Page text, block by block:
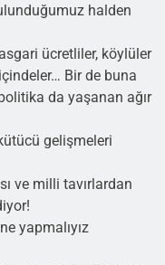
halden
ücretliler, köylüler
Bir de buna
da yaşanan ağır
gelişmeleri
ve milli tavırlardan
yapmalıyız